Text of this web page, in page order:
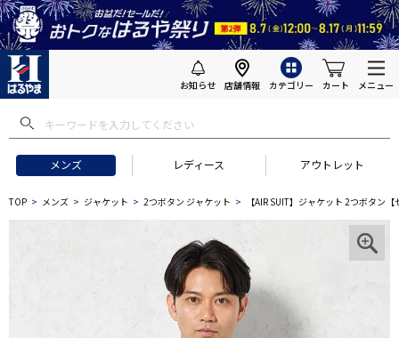
お知らせ 店舗情報 カテゴリー カート メニュー
メンズ レディース アウトレット
TOP メンズ ジャケット 2つボタン ジャケット 【AIR SUIT】ジャケット 2つボタン